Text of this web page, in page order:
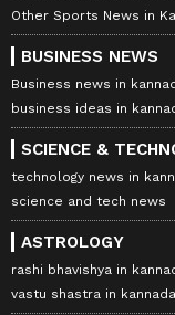
Other Sports News in
BUSINESS NEWS
Business news in
business ideas in
SCIENCE &
technology news in
science and tech news
ASTROLOGY
rashi bhavishya in
vastu shastra in kannada